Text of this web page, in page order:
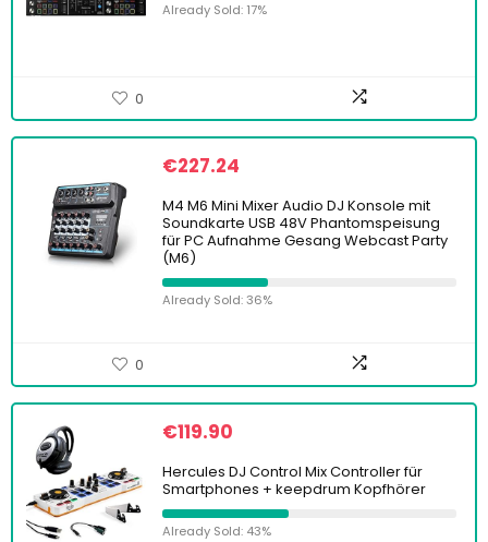
Already Sold: 17%
0
€227.24
M4 M6 Mini Mixer Audio DJ Konsole mit
Soundkarte USB 48V Phantomspeisung
für PC Aufnahme Gesang Webcast Party
(M6)
Already Sold: 36%
0
€119.90
Hercules DJ Control Mix Controller für
Smartphones + keepdrum Kopfhörer
Already Sold: 43%